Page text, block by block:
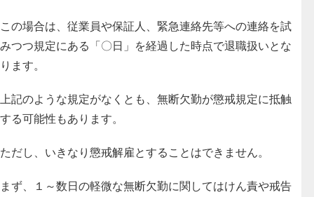
この場合は、従業員や保証人、緊急連絡先等への連絡を試
みつつ規定にある「〇日」を経過した時点で退職扱いとな
ります。
上記のような規定がなくとも、無断欠勤が懲戒規定に抵触
する可能性もあります。
ただし、いきなり懲戒解雇とすることはできません。
まず、１～数日の軽微な無断欠勤に関してはけん責や戒告